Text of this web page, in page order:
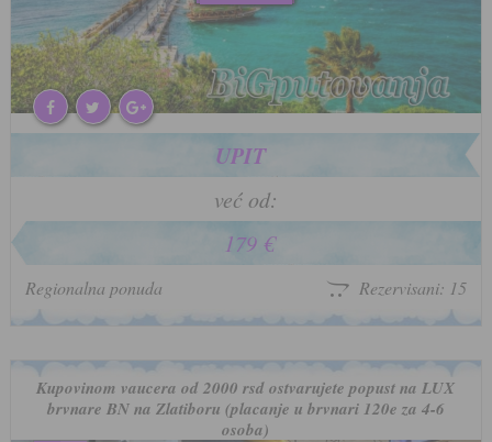
UPIT
već od:
179 €
Regionalna ponuda Rezervisani: 15
Kupovinom vaucera od 2000 rsd ostvarujete popust na LUX
brvnare BN na Zlatiboru (placanje u brvnari 120e za 4-6
osoba)